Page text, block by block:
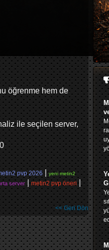
öğrenme hem de
ile seçilen server,
pvp 2026|yeni metin2
server|metin2 pvp öneri|
<< Geri Dön